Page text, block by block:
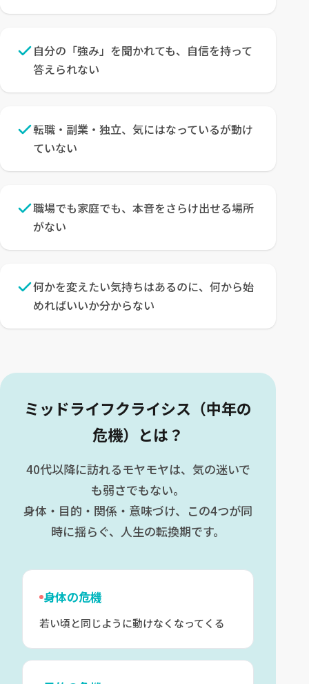
自分の「強み」を聞かれても、自信を持って
答えられない
転職・副業・独立、気にはなっているが動け
ていない
職場でも家庭でも、本音をさらけ出せる場所
がない
何かを変えたい気持ちはあるのに、何から始
めればいいか分からない
ミッドライフクライシス（中年の
危機）とは？
40代以降に訪れるモヤモヤは、気の迷いで
も弱さでもない。
身体・目的・関係・意味づけ、この4つが同
時に揺らぐ、人生の転換期です。
身体の危機
若い頃と同じように動けなくなってくる